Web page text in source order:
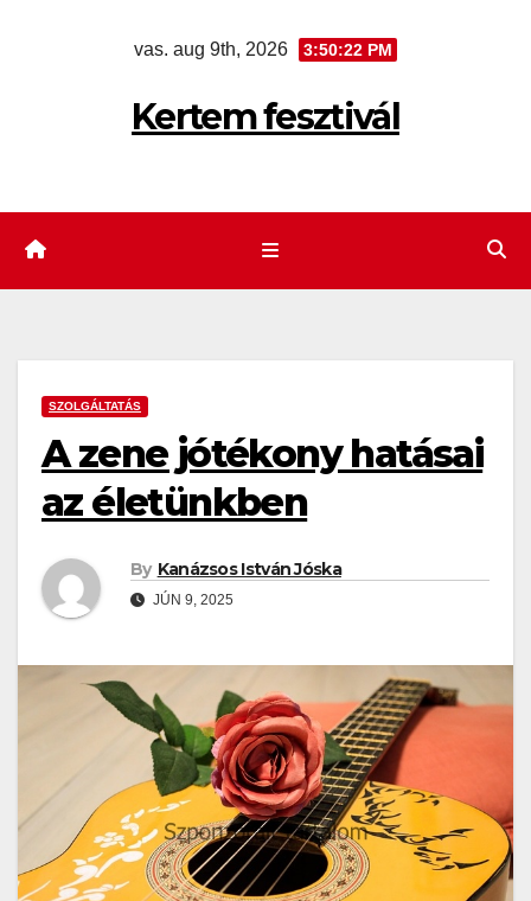
vas. aug 9th, 2026 3:50:23 PM
Kertem fesztivál
SZOLGÁLTATÁS
A zene jótékony hatásai
az életünkben
By Kanázsos István Jóska
JÚN 9, 2025